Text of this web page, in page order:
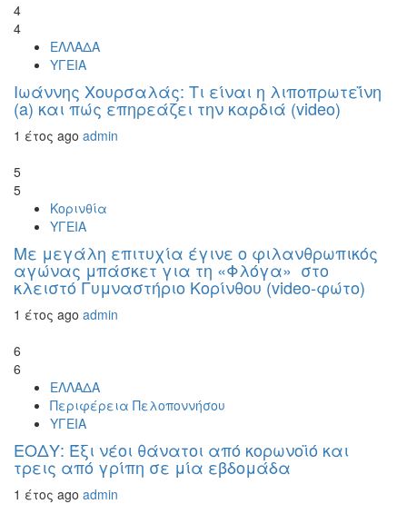
4
4
ΕΛΛΑΔΑ
ΥΓΕΙΑ
Ιωάννης Χουρσαλάς: Τι είναι η λιποπρωτεΐνη
(a) και πώς επηρεάζει την καρδιά (video)
1 έτος ago admin
5
5
Κορινθία
ΥΓΕΙΑ
Με μεγάλη επιτυχία έγινε ο φιλανθρωπικός
αγώνας μπάσκετ για τη «Φλόγα» στο
κλειστό Γυμναστήριο Κορίνθου (video-φώτο)
1 έτος ago admin
6
6
ΕΛΛΑΔΑ
Περιφέρεια Πελοποννήσου
ΥΓΕΙΑ
ΕΟΔΥ: Έξι νέοι θάνατοι από κορωνοϊό και
τρεις από γρίπη σε μία εβδομάδα
1 έτος ago admin